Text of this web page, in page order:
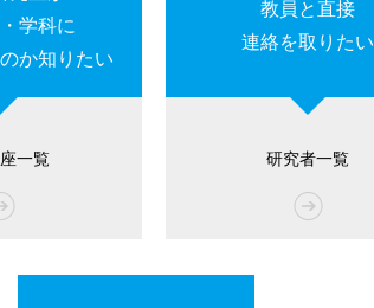
学科に
か知りたい
一覧
教員と直接
連絡を取りたい
研究者一覧